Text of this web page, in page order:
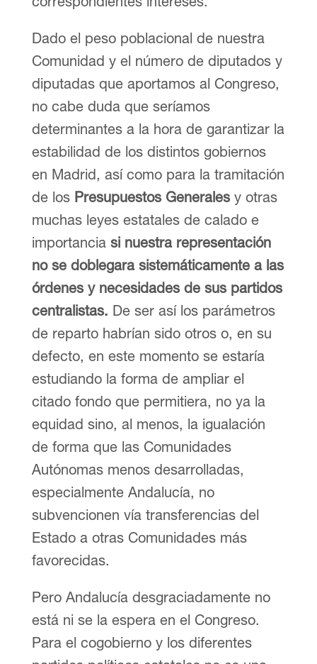
Dado el peso poblacional de nuestra
Comunidad y el número de diputados y
diputadas que aportamos al Congreso,
no cabe duda que seríamos
determinantes a la hora de garantizar la
estabilidad de los distintos gobiernos
en Madrid, así como para la tramitación
de los Presupuestos Generalesy otras
muchas leyes estatales de calado e
importancia si nuestra representación
no se doblegara sistemáticamente a las
órdenes y necesidades de sus partidos
centralistas. De ser así los parámetros
de reparto habrían sido otros o, en su
defecto, en este momento se estaría
estudiando la forma de ampliar el
citado fondo que permitiera, no ya la
equidad sino, al menos, la igualación
de forma que las Comunidades
Autónomas menos desarrolladas,
especialmente Andalucía, no
subvencionen vía transferencias del
Estado a otras Comunidades más
favorecidas.
Pero Andalucía desgraciadamente no
está ni se la espera en el Congreso.
Para el cogobierno y los diferentes